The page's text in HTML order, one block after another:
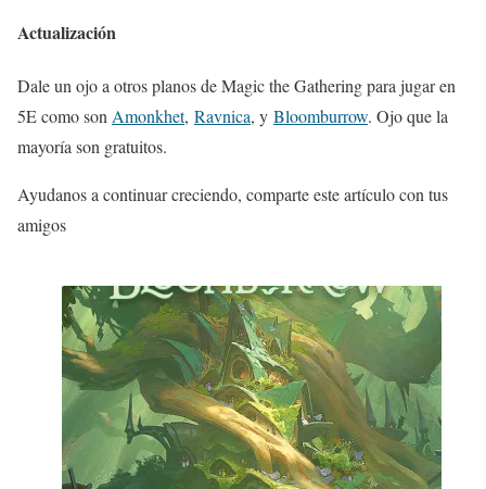
Actualización
Dale un ojo a otros planos de Magic the Gathering para jugar en
5E como son Amonkhet, Ravnica, y Bloomburrow. Ojo que la
mayoría son gratuitos.
Ayudanos a continuar creciendo, comparte este artículo con tus
amigos